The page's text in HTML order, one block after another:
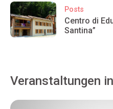
Posts
Centro di
Santina”
Veranstaltungen